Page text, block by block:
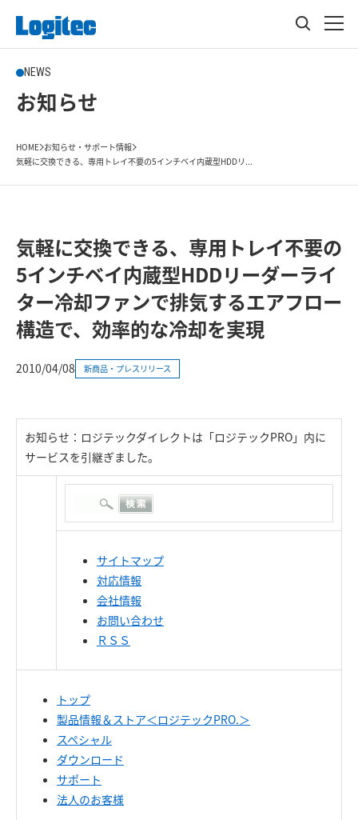
NEWS
お知らせ
HOME お知らせ・サポート情報
気軽に交換できる、専用トレイ不要の5インチベイ内蔵型HDDリ...
気軽に交換できる、専用トレイ不要の
5インチベイ内蔵型HDDリーダーライ
ター冷却ファンで排気するエアフロー
構造で、効率的な冷却を実現
2010/04/08 新商品・プレスリリース
お知らせ：ロジテックダイレクトは「ロジテックPRO」内に
サービスを引継ぎました。
サイトマップ
対応情報
会社情報
お問い合わせ
ＲＳＳ
トップ
製品情報＆ストア＜ロジテックPRO.＞
スペシャル
ダウンロード
サポート
法人のお客様